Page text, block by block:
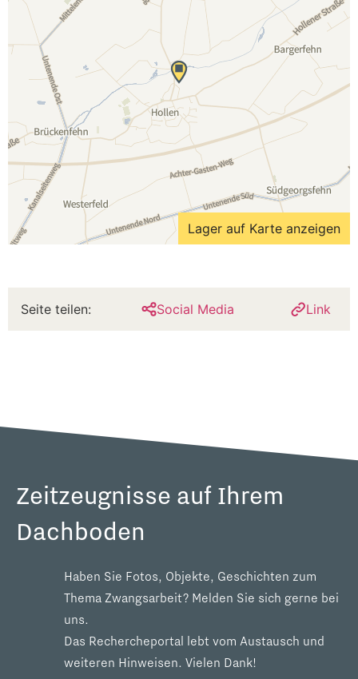
Lager auf Karte anzeigen
Seite teilen: Social Media Link
Zeitzeugnisse auf Ihrem
Dachboden
Haben Sie Fotos, Objekte, Geschichten zum
Thema Zwangsarbeit? Melden Sie sich gerne bei
uns.
Das Rechercheportal lebt vom Austausch und
weiteren Hinweisen. Vielen Dank!